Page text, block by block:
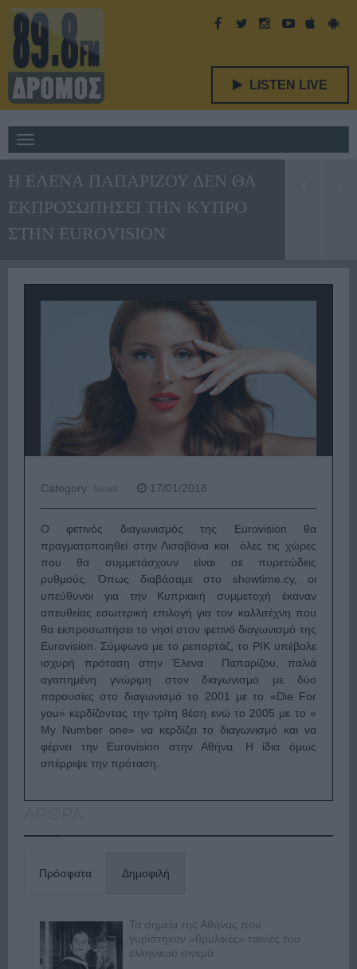
LISTEN LIVE
navigation
Η ΕΛΕΝΑ ΠΑΠΑΡΙΖΟΥ ΔΕΝ ΘΑ
ΕΚΠΡΟΣΩΠΗΣΕΙ ΤΗΝ ΚΥΠΡΟ
ΣΤΗΝ EUROVISION
Category: News 17/01/2018
Ο φετινός διαγωνισμός της Eurovision θα
πραγματοποιηθεί στην Λισαβόνα και όλες τις χώρες
που θα συμμετάσχουν είναι σε πυρετώδεις
ρυθμούς. Όπως διαβάσαμε στο showtime.cy, οι
υπεύθυνοι για την Κυπριακή συμμετοχή έκαναν
απευθείας εσωτερική επιλογή για τον καλλιτέχνη που
θα εκπροσωπήσει το νησί στον φετινό διαγωνισμό της
Eurovision. Σύμφωνα με το ρεπορτάζ, το ΡΙΚ υπέβαλε
ισχυρή πρόταση στην Έλενα Παπαρίζου, παλιά
αγαπημένη γνώριμη στον διαγωνισμό με δύο
παρουσίες στο διαγωνισμό το 2001 με το «Die For
you» κερδίζοντας την τρίτη θέση ενώ το 2005 με το «
My Number one» να κερδίζει το διαγωνισμό και να
φέρνει την Eurovision στην Αθήνα. Η ίδια όμως
απέρριψε την πρόταση.
Πρόσφατα Δημοφιλή
Τα σημεία της Αθήνας που
γυρίστηκαν «θρυλικές» ταινίες του
ελληνικού σινεμά